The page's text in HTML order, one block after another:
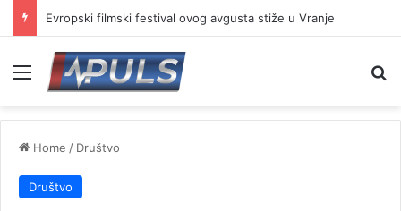
Evropski filmski festival ovog avgusta stiže u Vranje
Menu
Home / Društvo
Društvo